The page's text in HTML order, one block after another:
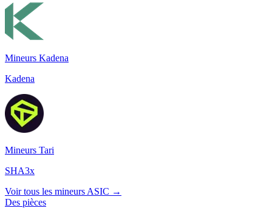
Mineurs Kadena
Kadena
Mineurs Tari
SHA3x
Voir tous les mineurs ASIC →
Des pièces